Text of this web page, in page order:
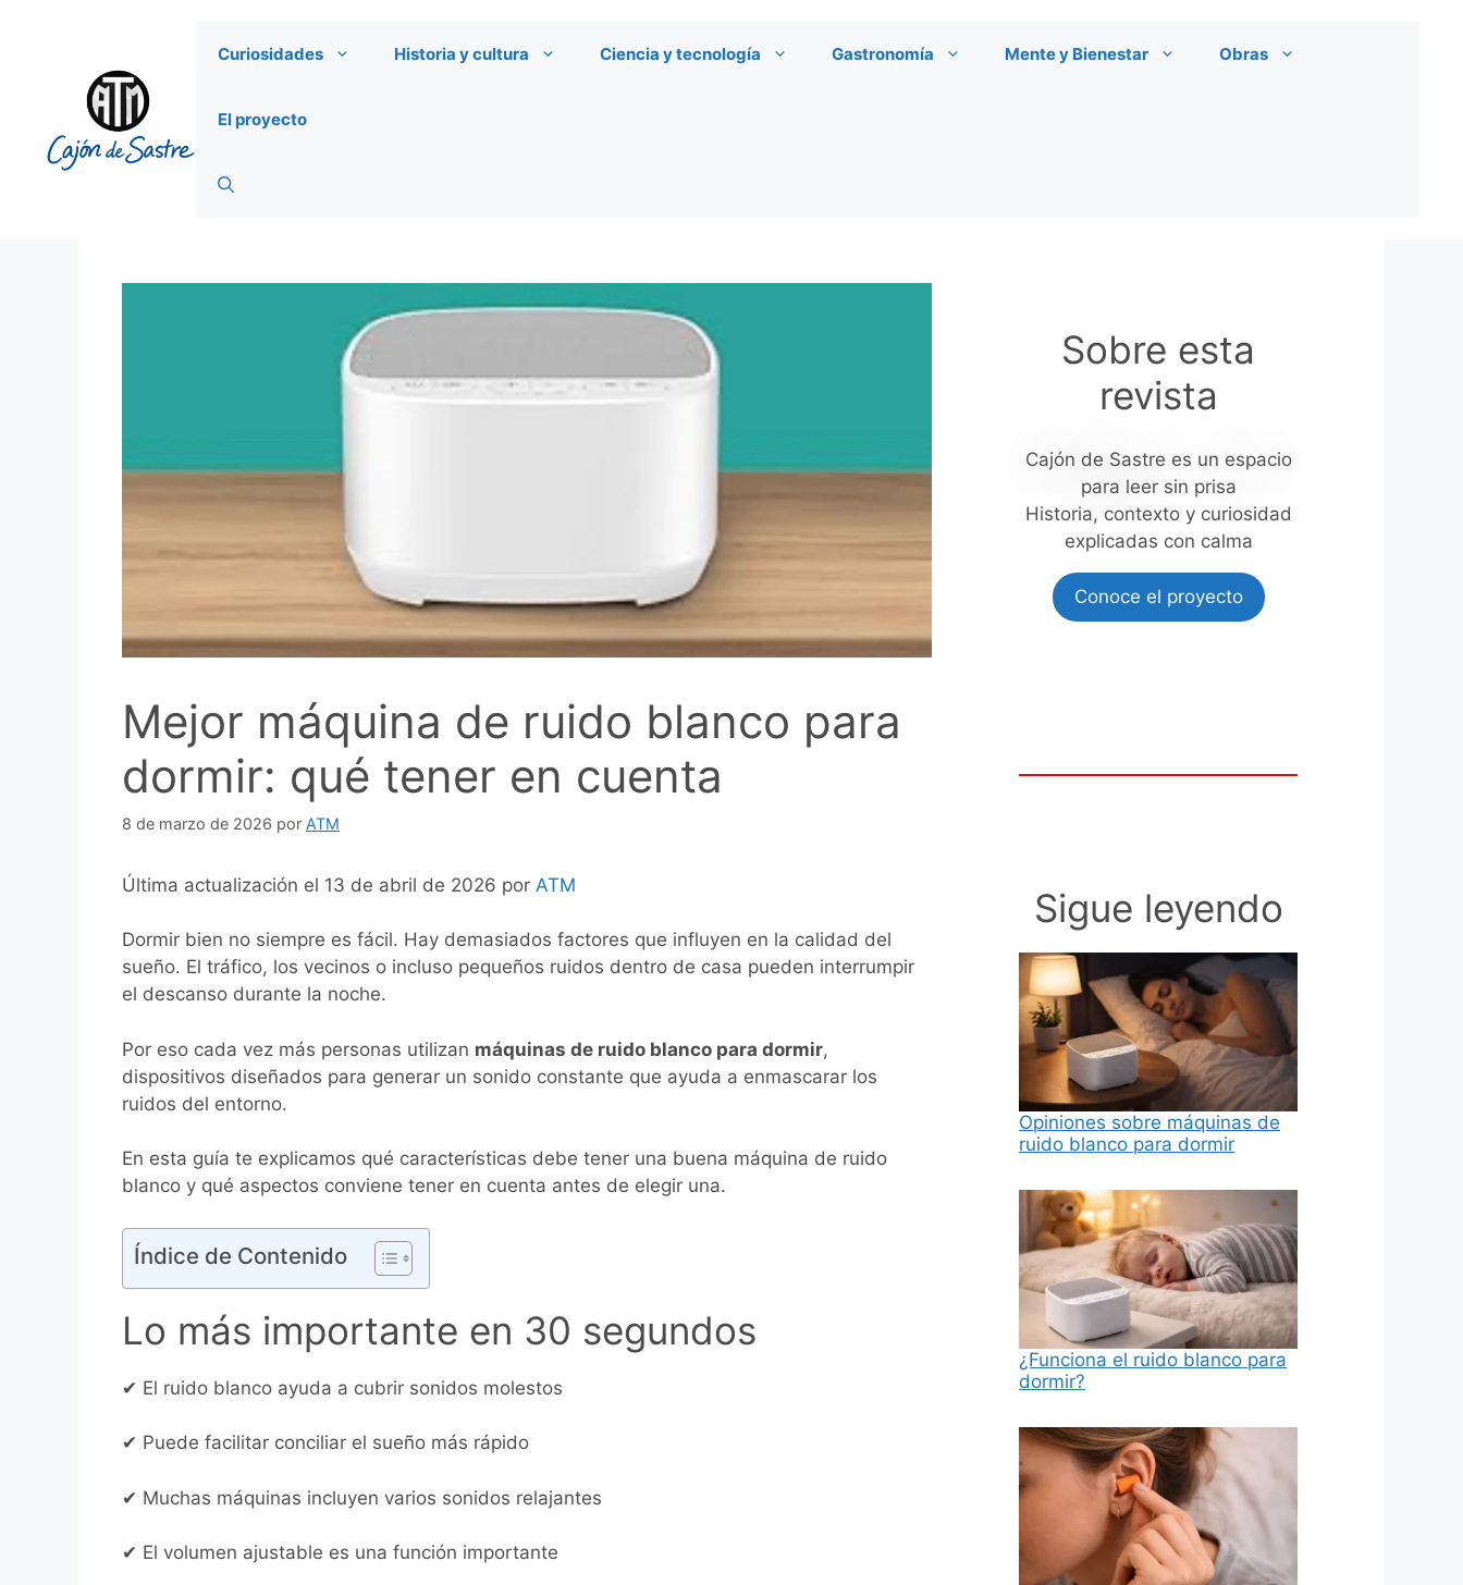
Curiosidades Historia y cultura Ciencia y tecnología Gastronomía Mente y Bienestar Obras
El proyecto
Mejor máquina de ruido blanco para
dormir: qué tener en cuenta
8 de marzo de 2026 por ATM
Última actualización el 13 de abril de 2026 por ATM
Dormir bien no siempre es fácil. Hay demasiados factores que influyen en la calidad del
sueño. El tráfico, los vecinos o incluso pequeños ruidos dentro de casa pueden interrumpir
el descanso durante la noche.
Por eso cada vez más personas utilizan máquinas de ruido blanco para dormir,
dispositivos diseñados para generar un sonido constante que ayuda a enmascarar los
ruidos del entorno.
En esta guía te explicamos qué características debe tener una buena máquina de ruido
blanco y qué aspectos conviene tener en cuenta antes de elegir una.
Índice de Contenido
Lo más importante en 30 segundos
✔ El ruido blanco ayuda a cubrir sonidos molestos
✔ Puede facilitar conciliar el sueño más rápido
✔ Muchas máquinas incluyen varios sonidos relajantes
✔ El volumen ajustable es una función importante
Sobre esta
revista
Cajón de Sastre es un espacio
para leer sin prisa
Historia, contexto y curiosidad
explicadas con calma
Conoce el proyecto
Sigue leyendo
Opiniones sobre máquinas de
ruido blanco para dormir
¿Funciona el ruido blanco para
dormir?